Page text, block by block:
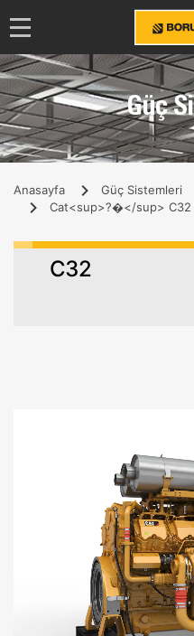
Güç
Anasayfa Güç Sistemleri
Cat<sup>?�</sup> C32
C32